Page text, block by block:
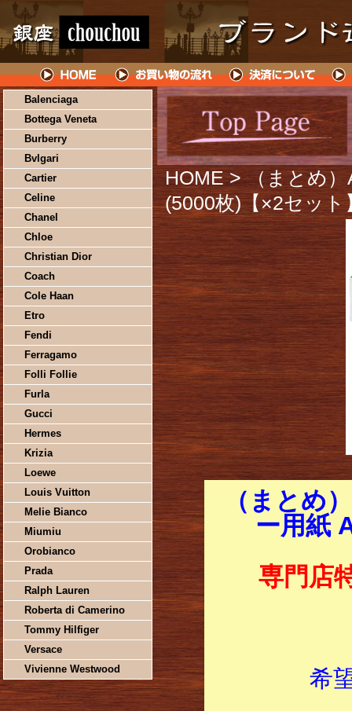
Balenciaga
Bottega Veneta
Burberry
Bvlgari
Cartier
Celine
Chanel
Chloe
Christian Dior
Coach
Cole Haan
Etro
Fendi
Ferragamo
Folli Follie
Furla
Gucci
Hermes
Krizia
Loewe
Louis Vuitton
Melie Bianco
Miumiu
Orobianco
Prada
Ralph Lauren
Roberta di Camerino
Tommy Hilfiger
Versace
Vivienne Westwood
HOME > （まとめ
(5000枚)【×2セット
（まとめ
ー用紙
専門店
希